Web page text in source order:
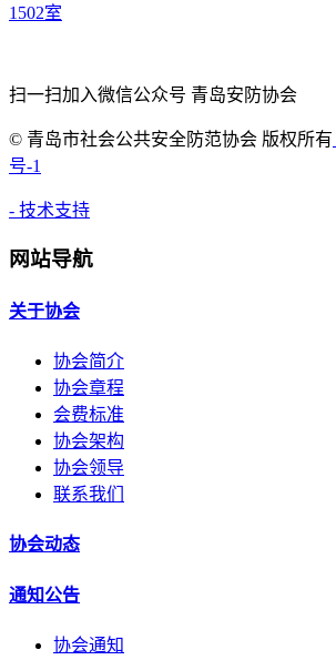
1502室
扫一扫加入微信公众号 青岛安防协会
© 青岛市社会公共安全防范协会 版权所有
号-1
- 技术支持
网站导航
关于协会
协会简介
协会章程
会费标准
协会架构
协会领导
联系我们
协会动态
通知公告
协会通知